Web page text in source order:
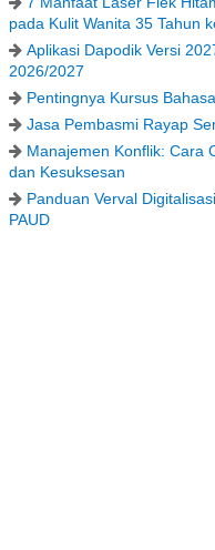
pada Kulit Wanita 35 Tahun
Aplikasi Dapodik Versi
2026/2027
Pentingnya Kursus
Jasa Pembasmi Rayap
Manajemen Konflik: Cara
dan Kesuksesan
Panduan Verval
PAUD